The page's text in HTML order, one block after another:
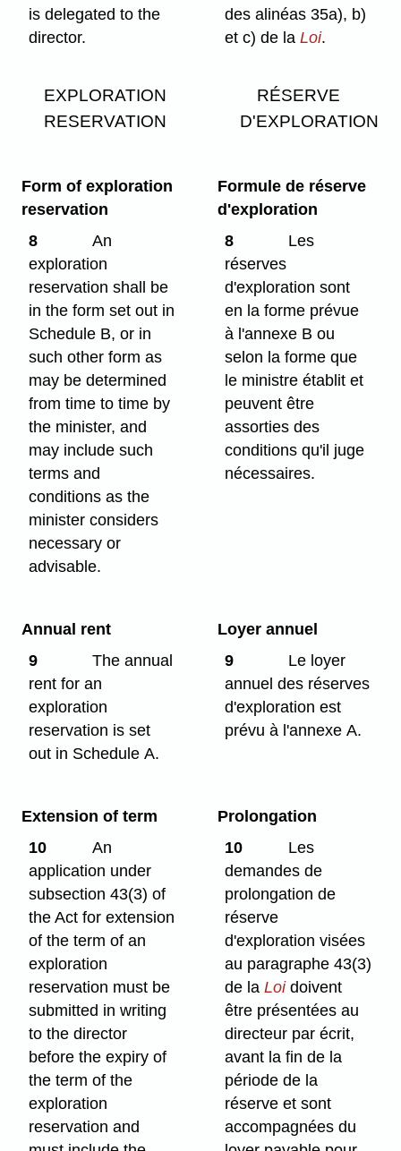
is delegated to the
director.
des alinéas 35a), b)
et c) de laLoi.
EXPLORATION
RESERVATION
RÉSERVE
D'EXPLORATION
Form of exploration
reservation
8
An
exploration
reservation shall be
in the form set out in
Schedule B, or in
such other form as
may be determined
from time to time by
the minister, and
may include such
terms and
conditions as the
minister considers
necessary or
advisable.
Formule de réserve
d'exploration
8
Les
réserves
d'exploration sont
en la forme prévue
à l'annexe B ou
selon la forme que
le ministre établit et
peuvent être
assorties des
conditions qu'il juge
nécessaires.
Annual rent
9
The annual
rent for an
exploration
reservation is set
out in Schedule A.
Loyer annuel
9
Le loyer
annuel des réserves
d'exploration est
prévu à l'annexe A.
Extension of term
10
An
application under
subsection 43(3) of
the Act for extension
of the term of an
exploration
reservation must be
submitted in writing
to the director
before the expiry of
the term of the
exploration
reservation and
Prolongation
10
Les
demandes de
prolongation de
réserve
d'exploration visées
au paragraphe 43(3)
de laLoidoivent
être présentées au
directeur par écrit,
avant la fin de la
période de la
réserve et sont
accompagnées du